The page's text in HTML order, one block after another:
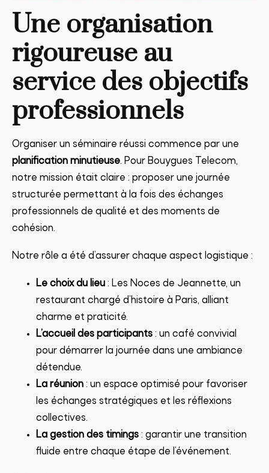
Une organisation
rigoureuse au
service des objectifs
professionnels
Organiser un séminaire réussi commence par une
planification minutieuse. Pour Bouygues Telecom,
notre mission était claire : proposer une journée
structurée permettant à la fois des échanges
professionnels de qualité et des moments de
cohésion.
Notre rôle a été d’assurer chaque aspect logistique :
Le choix du lieu : Les Noces de Jeannette, un
restaurant chargé d’histoire à Paris, alliant
charme et praticité.
L’accueil des participants : un café convivial
pour démarrer la journée dans une ambiance
détendue.
La réunion : un espace optimisé pour favoriser
les échanges stratégiques et les réflexions
collectives.
La gestion des timings : garantir une transition
fluide entre chaque étape de l’événement.